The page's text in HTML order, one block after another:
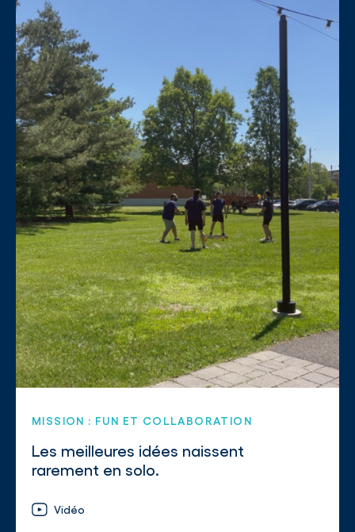
MISSION : FUN ET COLLABORATION
Les meilleures idées naissent
rarement en solo.
Vidéo